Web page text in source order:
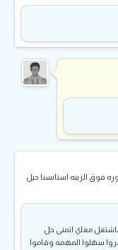
فوق الزينه استانسنا حيل
معاي اتمنى حل
سهلوا المهمه وقاموا